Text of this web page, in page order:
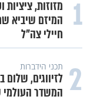
1
מזוזות,
המיזם שיביא
חיילי צה"ל
2 תכני הידברות
לזיווגים, שלום
המשדר